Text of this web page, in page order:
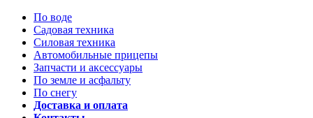
По воде
Садовая техника
Силовая техника
Автомобильные прицепы
Запчасти и аксессуары
По земле и асфальту
По снегу
Доставка и оплата